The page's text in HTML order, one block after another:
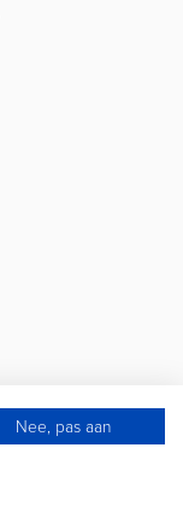
Nee, pas aan